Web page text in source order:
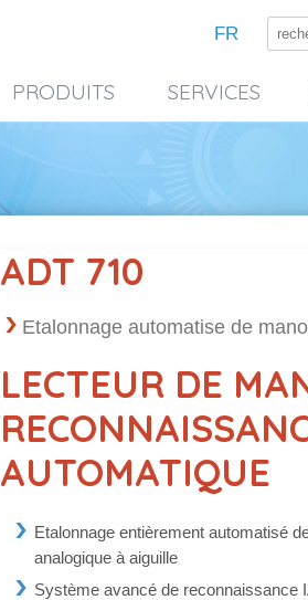
FR
PRODUITS SERVICES
ADT 710
Etalonnage automatise de
LECTEUR DE
AUTOMATIQUE
Etalonnage entièrement automatisé
analogique à aiguille
Système avancé de reconnaissance